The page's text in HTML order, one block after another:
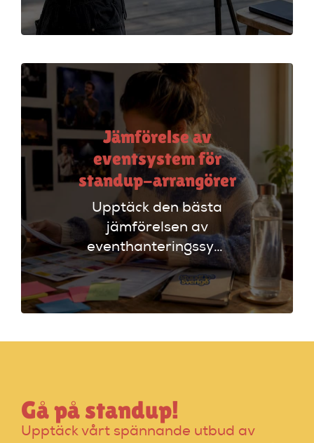
vår checklista för
att säkerställa en
arrangemang!
Jämförelse av
eventsystem för
standup-arrangörer
Upptäck den bästa
jämförelsen av
eventhanteringssystem
för standup-
arrangörer. Få
insikter om
evenemangskalender
Gå på standup!
Upptäck vårt spännande utbud av